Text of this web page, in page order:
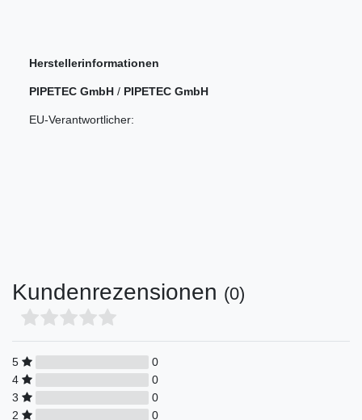
Herstellerinformationen
PIPETEC GmbH / PIPETEC GmbH
EU-Verantwortlicher:
Kundenrezensionen (0)
5
0
4
0
3
0
2
0